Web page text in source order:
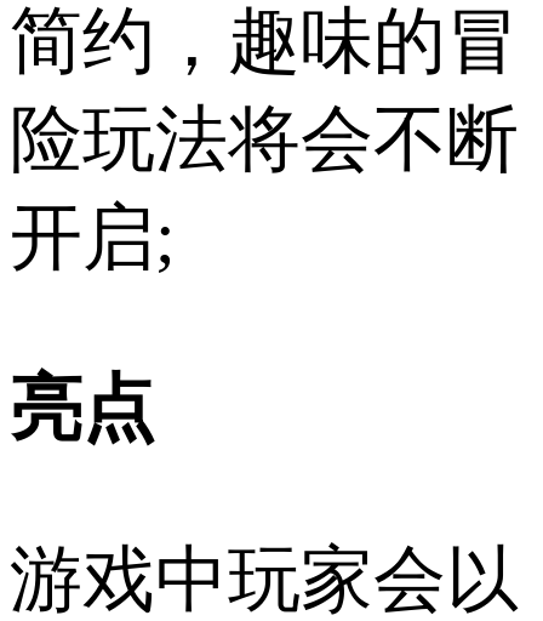
简约，趣味的冒
险玩法将会不断
开启;
亮点
游戏中玩家会以